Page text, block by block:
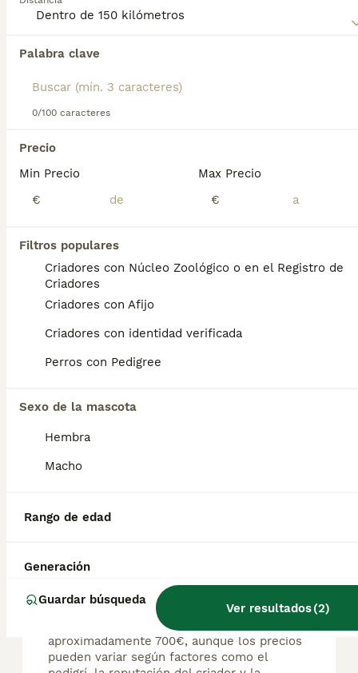
Palabra clave
0/100 caracteres
Precio
Min Precio
€
Max Precio
€
Filtros populares
Criadores con Núcleo Zoológico o en el Registro de
Criadores
Criadores con Afijo
Criadores con identidad verificada
Perros con Pedigree
Sexo de la mascota
Hembra
Macho
Rango de edad
Generación
Guardar búsqueda
Ver resultados(2)
Pastor belga
Pastor Belga Malinois
2 semanas 3 3
Criador
Pastor belga
4 meses 4 4500 €
¿Cuánto cuesta un cachorro
de Pastor Belga Malinois?
El coste medio de un cachorro de Pastor
Belga Malinois en España es de
aproximadamente 700€, aunque los precios
pueden variar según factores como el